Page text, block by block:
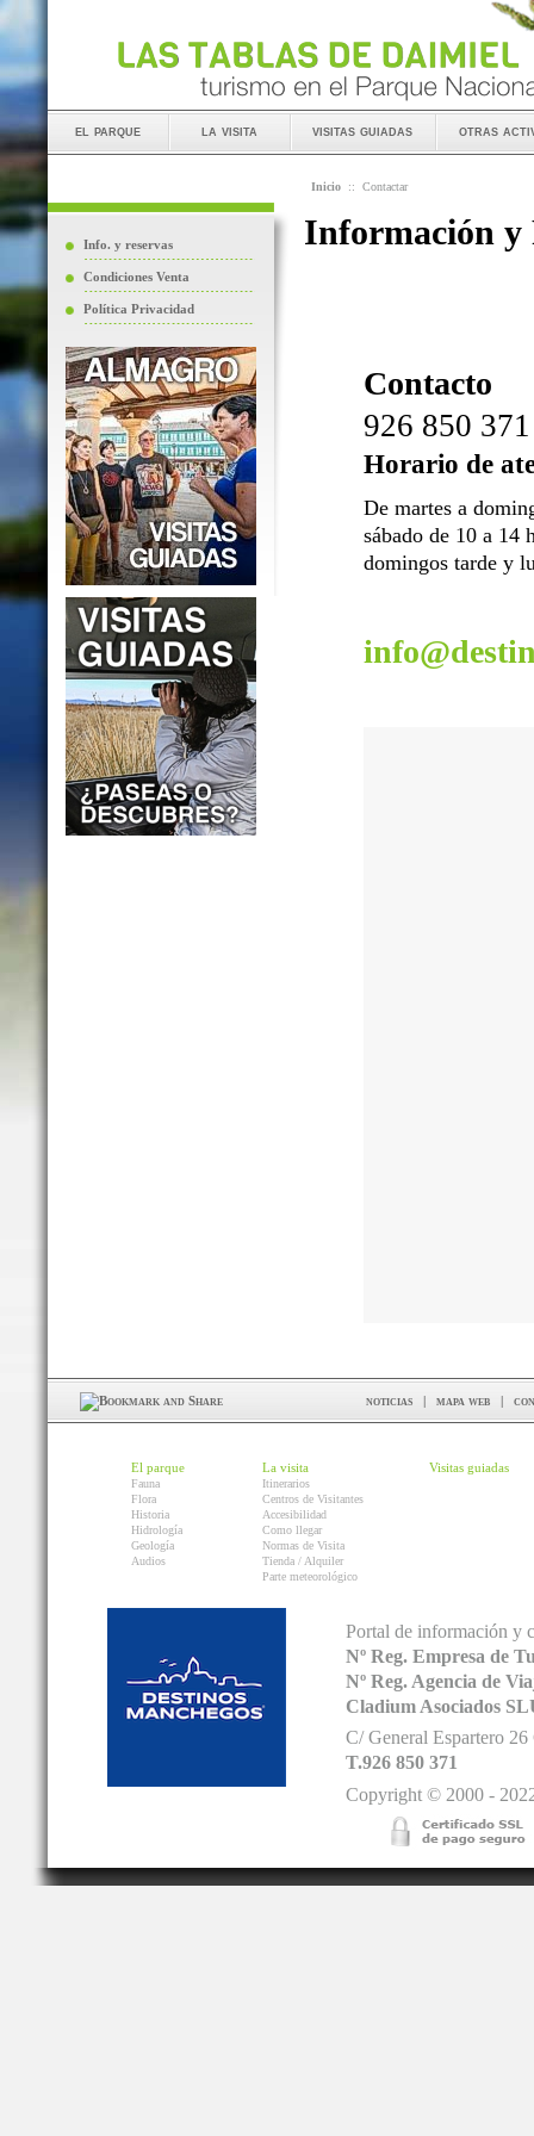
el parque la visita visitas guiadas otras
Info. y reservas
Condiciones Venta
Política Privacidad
Inicio :: Contactar
Información y
Contacto
926 850 371
Horario de
De martes a
sábado de 10 a 14
domingos tarde y
noticias | mapa web |
El parque
Fauna
Flora
Historia
Hidrología
Geología
Audios
La visita
Itinerarios
Centros de Visitantes
Accesibilidad
Como llegar
Normas de Visita
Tienda / Alquiler
Parte meteorológico
Visitas guiadas
Portal de información y
Nº Reg. Empresa de
Nº Reg. Agencia de
Cladium Asociados
C/ General Espartero
T.926 850 371
Copyright © 2000 -